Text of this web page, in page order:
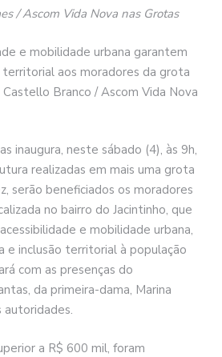
/ Ascom Vida Nova nas Grotas
e mobilidade urbana garantem
territorial aos moradores da grota
Branco / Ascom Vida Nova
inaugura, neste sábado (4), às 9h,
realizadas em mais uma grota
serão beneficiados os moradores
no bairro do Jacintinho, que
e mobilidade urbana,
e inclusão territorial à população
com as presenças do
da primeira-dama, Marina
a R$ 600 mil, foram